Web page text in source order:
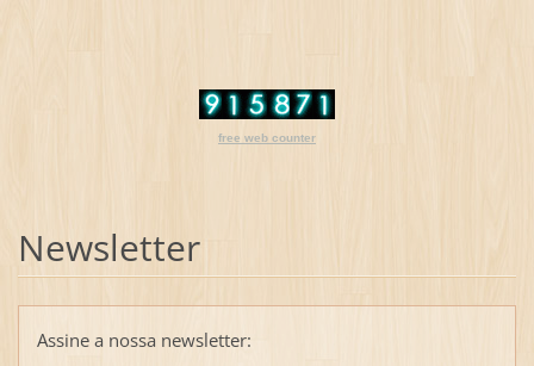
free web counter
Newsletter
Assine a nossa newsletter: